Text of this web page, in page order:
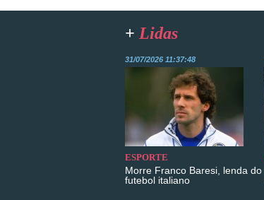
+ Lidas
31/07/2026 11:37:48
ESPORTE
Morre Franco Baresi, lenda do
futebol italiano